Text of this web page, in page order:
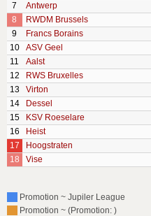
7
Antwerp
8
RWDM Brussels
9
Francs Borains
10
ASV Geel
11
Aalst
12
RWS Bruxelles
13
Virton
14
Dessel
15
KSV Roeselare
16
Heist
17
Hoogstraten
18
Vise
Promotion ~ Jupiler League
Promotion ~ (Promotion: )